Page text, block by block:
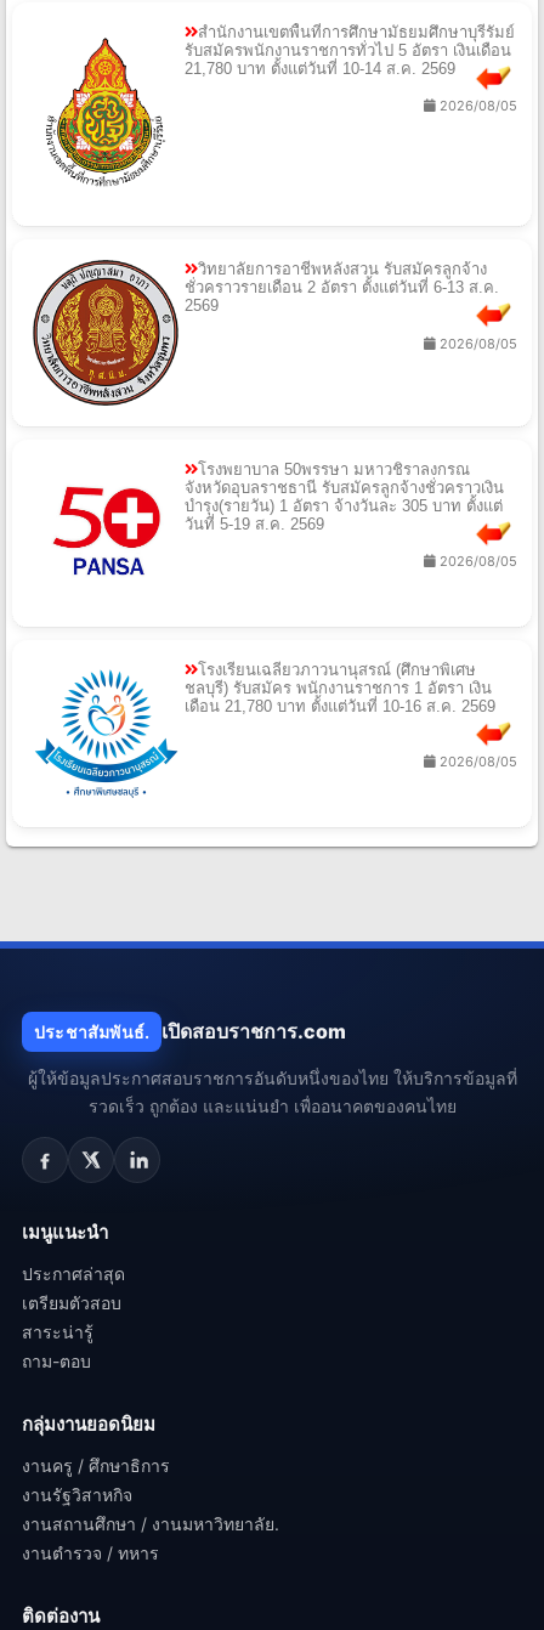
สำนักงานเขตพื้นที่การศึกษามัธยมศึกษาบุรีรัมย์
รับสมัครพนักงานราชการทั่วไป 5 อัตรา เงินเดือน
21,780 บาท ตั้งแต่วันที่ 10-14 ส.ค. 2569
2026/08/05
วิทยาลัยการอาชีพหลังสวน รับสมัครลูกจ้าง
ชั่วคราวรายเดือน 2 อัตรา ตั้งแต่วันที่ 6-13 ส.ค.
2569
2026/08/05
โรงพยาบาล 50พรรษา มหาวชิราลงกรณ
จังหวัดอุบลราชธานี รับสมัครลูกจ้างชั่วคราวเงิน
บำรุง(รายวัน) 1 อัตรา จ้างวันละ 305 บาท ตั้งแต่
วันที่ 5-19 ส.ค. 2569
2026/08/05
โรงเรียนเฉลียวภาวนานุสรณ์ (ศึกษาพิเศษ
ชลบุรี) รับสมัคร พนักงานราชการ 1 อัตรา เงิน
เดือน 21,780 บาท ตั้งแต่วันที่ 10-16 ส.ค. 2569
2026/08/05
ประชาสัมพันธ์. เปิดสอบราชการ.com
ผู้ให้ข้อมูลประกาศสอบราชการอันดับหนึ่งของไทย ให้บริการข้อมูลที่
รวดเร็ว ถูกต้อง และแน่นยำ เพื่ออนาคตของคนไทย
เมนูแนะนำ
ประกาศล่าสุด
เตรียมตัวสอบ
สาระน่ารู้
ถาม-ตอบ
กลุ่มงานยอดนิยม
งานครู / ศึกษาธิการ
งานรัฐวิสาหกิจ
งานสถานศึกษา / งานมหาวิทยาลัย.
งานตำรวจ / ทหาร
ติดต่องาน